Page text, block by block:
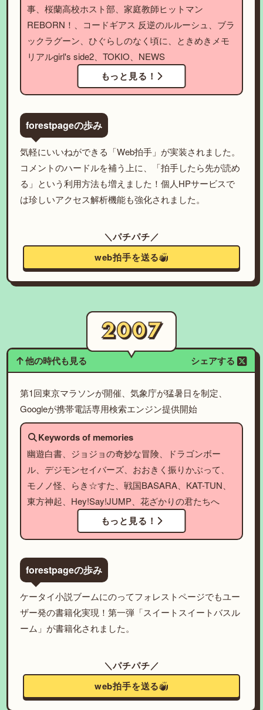
事、桜蘭高校ホスト部、家庭教師ヒットマン
REBORN！、コードギアス 反逆のルルーシュ、ブラ
ックラグーン、ひぐらしのなく頃に、ときめきメモ
リアルgirl's side2、TOKIO、NEWS
もっと見る！
forestpageの歩み
気軽にいいねができる「Web拍手」が実装されました。
コメントのハードルを補う上に、「拍手したら先が読め
る」という利用方法も増えました！個人HPサービスで
は珍しいアクセス解析機能も強化されました。
＼パチパチ／
web拍手を送る
他の時代も見る シェアする
第1回東京マラソンが開催、気象庁が猛暑日を制定、
Googleが携帯電話専用検索エンジン提供開始
Keywords of memories
幽遊白書、ジョジョの奇妙な冒険、ドラゴンボー
ル、デジモンセイバーズ、おおきく振りかぶって、
モノノ怪、らき☆すた、戦国BASARA、KAT-TUN、
東方神起、Hey!Say!JUMP、花ざかりの君たちへ
もっと見る！
forestpageの歩み
ケータイ小説ブームにのってフォレストページでもユー
ザー発の書籍化実現！第一弾「スイートスイートバスル
ーム」が書籍化されました。
＼パチパチ／
web拍手を送る